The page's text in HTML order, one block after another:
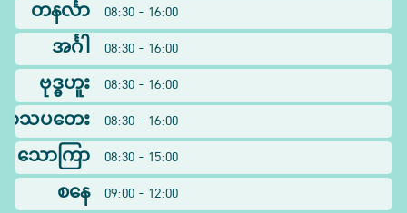
တနင်္လာ
08:30 - 16:00
အင်္ဂါ
08:30 - 16:00
ဗုဒ္ဓဟူး
08:30 - 16:00
ာသပတေး
08:30 - 16:00
သောကြာ
08:30 - 15:00
စနေ
09:00 - 12:00